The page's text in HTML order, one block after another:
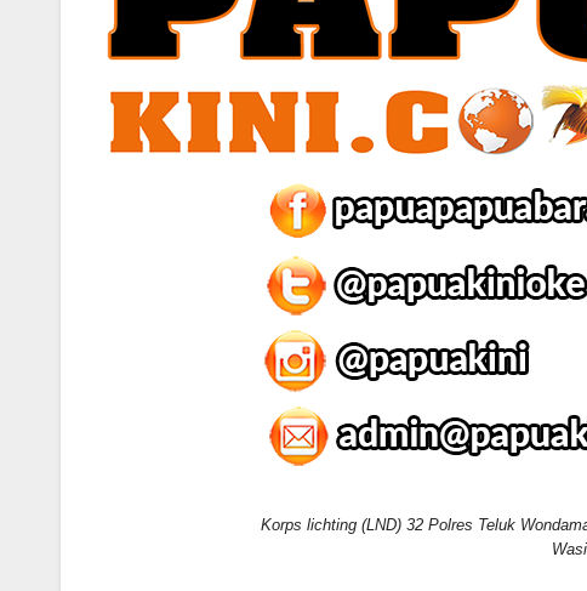
Korps lichting (LND) 32 Polres Teluk